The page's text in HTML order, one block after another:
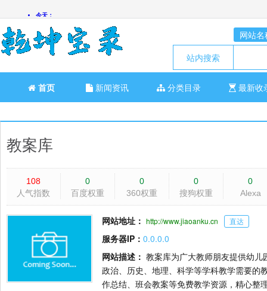
网站名
站内搜索
首页 新闻资讯 分类目录 最新收
教案库
108
人气指数
0
百度权重
0
360权重
0
搜狗权重
0
Alexa
网站地址： http://www.jiaoanku.cn 直达
服务器IP： 0.0.0.0
网站描述： 教案库为广大教师朋友提供幼
政治、历史、地理、科学等学科教学需要的
作总结、班会教案等免费教学资源，精心整